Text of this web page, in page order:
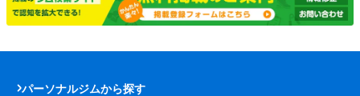
パーソナルジムから探す